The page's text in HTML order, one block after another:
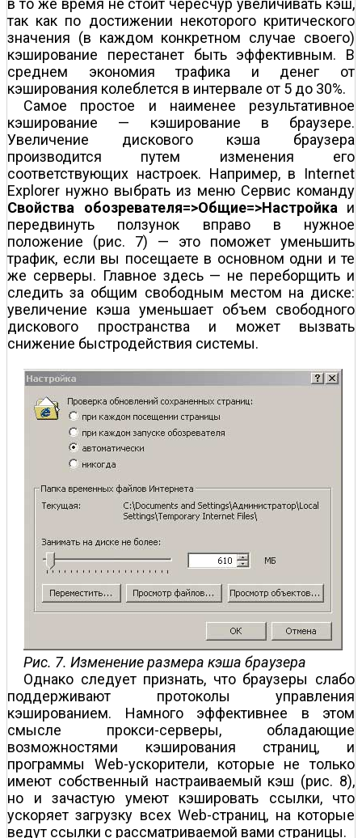
в то же время не стоит чересчур увеличивать кэш,
так как по достижении некоторого критического
значения (в каждом конкретном случае своего)
кэширование перестанет быть эффективным. В
среднем экономия трафика и денег от
кэширования колеблется в интервале от 5 до 30%.
Самое простое и наименее результативное
кэширование — кэширование в браузере.
Увеличение дискового кэша браузера
производится путем изменения его
соответствующих настроек. Например, в Internet
Explorer нужно выбрать из меню Сервис команду
Свойства обозревателя=>Общие=>Настройка и
передвинуть ползунок вправо в нужное
положение (рис. 7) — это поможет уменьшить
трафик, если вы посещаете в основном одни и те
же серверы. Главное здесь — не переборщить и
следить за общим свободным местом на диске:
увеличение кэша уменьшает объем свободного
дискового пространства и может вызвать
снижение быстродействия системы.
Рис. 7. Изменение размера кэша браузера
Однако следует признать, что браузеры слабо
поддерживают протоколы управления
кэшированием. Намного эффективнее в этом
смысле прокси-серверы, обладающие
возможностями кэширования страниц, и
программы Web-ускорители, которые не только
имеют собственный настраиваемый кэш (рис. 8),
но и зачастую умеют кэшировать ссылки, что
ускоряет загрузку всех Web-страниц, на которые
ведут ссылки с рассматриваемой вами страницы.